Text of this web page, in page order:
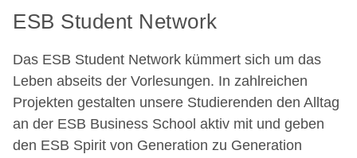
ESB Student Network
Das ESB Student Network kümmert sich um das
Leben abseits der Vorlesungen. In zahlreichen
Projekten gestalten unsere Studierenden den Alltag
an der ESB Business School aktiv mit und geben
den ESB Spirit von Generation zu Generation